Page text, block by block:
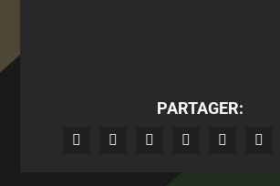
PARTAGER: